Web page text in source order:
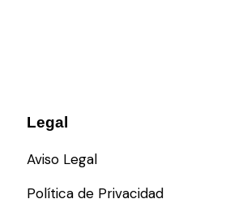
Legal
Aviso Legal
Política de Privacidad